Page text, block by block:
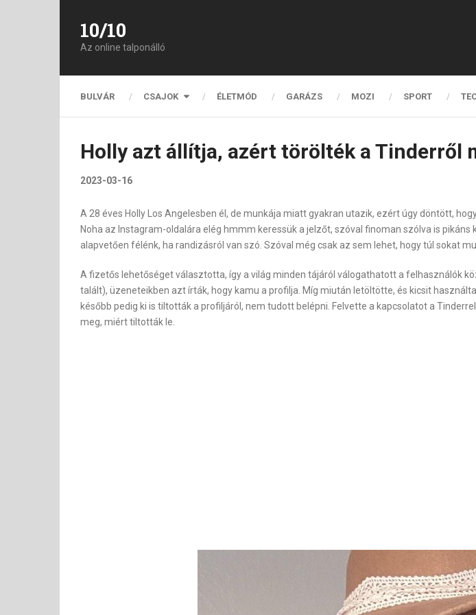
10/10
Az online talponálló
BULVÁR CSAJOK ÉLETMÓD GARÁZS MOZI SPORT
Holly azt állítja, azért törölték a Tinderről
2023-03-16
A 28 éves Holly Los Angelesben él, de munkája miatt gyakran utazik, ezért úgy döntött,
Noha az Instagram-oldalára elég hmmm keressük a jelzőt, szóval finoman szólva is
alapvetően félénk, ha randizásról van szó. Szóval még csak az sem lehet, hogy túl sokat
A fizetős lehetőséget választotta, így a világ minden tájáról válogathatott a felhasználók
talált), üzeneteikben azt írták, hogy kamu a profilja. Míg miután letöltötte, és kicsit
később pedig ki is tiltották a profiljáról, nem tudott belépni. Felvette a kapcsolatot a
meg, miért tiltották le.